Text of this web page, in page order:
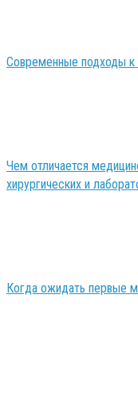
Современные подходы к
Чем отличается
хирургических и
Когда ожидать первые